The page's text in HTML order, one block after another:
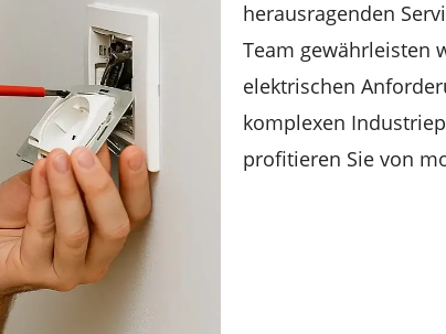
herausragenden
Team gewährleisten
elektrischen
komplexen
profitieren Sie von